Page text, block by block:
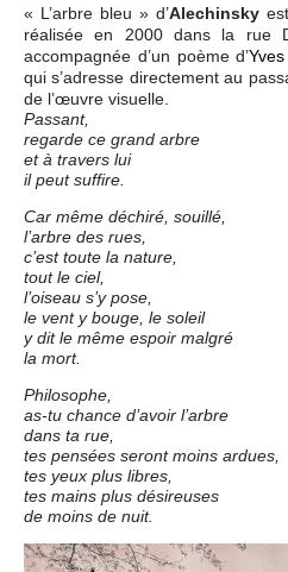
« L’arbre bleu » d’Alechinsky
réalisée en 2000 dans la rue
accompagnée d’un poème d’
qui s’adresse directement au
de l’œuvre visuelle.
Passant,
regarde ce grand arbre
et à travers lui
il peut suffire.
Car même déchiré, souillé,
l’arbre des rues,
c’est toute la nature,
tout le ciel,
l’oiseau s’y pose,
le vent y bouge, le soleil
y dit le même espoir malgré
la mort.
Philosophe,
as-tu chance d’avoir l’arbre
dans ta rue,
tes pensées seront moins ardues,
tes yeux plus libres,
tes mains plus désireuses
de moins de nuit.